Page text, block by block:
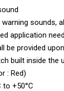
sounds,
application
be provided
built inside the
: Red)
+50°C